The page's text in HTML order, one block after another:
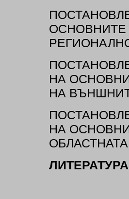
ОСНОВНИТЕ
НА
НА
НА
ЛИТЕРАТУРА